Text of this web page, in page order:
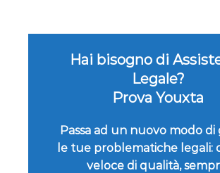
Hai bisogno di
Legale?
Prova Youxta
Passa ad un nuovo modo di
le tue problematiche legali:
veloce di qualità,